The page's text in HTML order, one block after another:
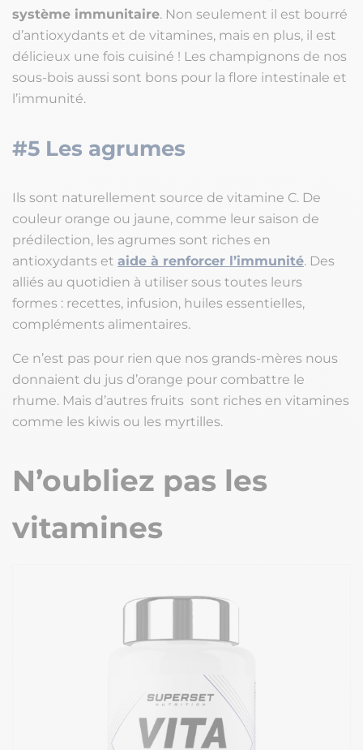
système immunitaire. Non seulement il est bourré
d’antioxydants et de vitamines, mais en plus, il est
délicieux une fois cuisiné ! Les champignons de nos
sous-bois aussi sont bons pour la flore intestinale et
l’immunité.
#5 Les agrumes
Ils sont naturellement source de vitamine C. De
couleur orange ou jaune, comme leur saison de
prédilection, les agrumes sont riches en
antioxydants et aide à renforcer l’immunité. Des
alliés au quotidien à utiliser sous toutes leurs
formes : recettes, infusion, huiles essentielles,
compléments alimentaires.
Ce n’est pas pour rien que nos grands-mères nous
donnaient du jus d’orange pour combattre le
rhume. Mais d’autres fruits sont riches en vitamines
comme les kiwis ou les myrtilles.
N’oubliez pas les
vitamines